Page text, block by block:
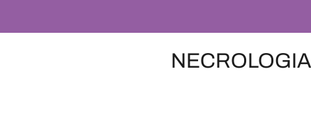
NECROLOGIA